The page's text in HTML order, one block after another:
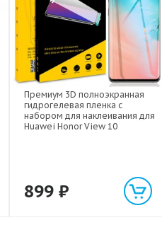
Премиум 3D полноэкранная
гидрогелевая пленка с
набором для наклеивания для
Huawei Honor View 10
899₽